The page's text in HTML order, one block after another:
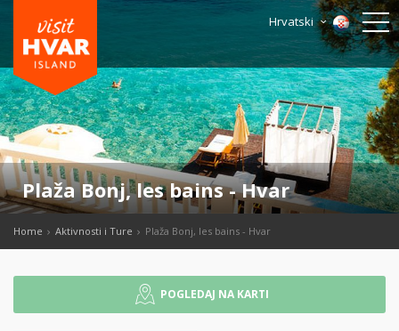
Hrvatski
Plaža Bonj, les bains - Hvar
Home Aktivnosti i Ture Plaža Bonj, les bains - Hvar
POGLEDAJ NA KARTI